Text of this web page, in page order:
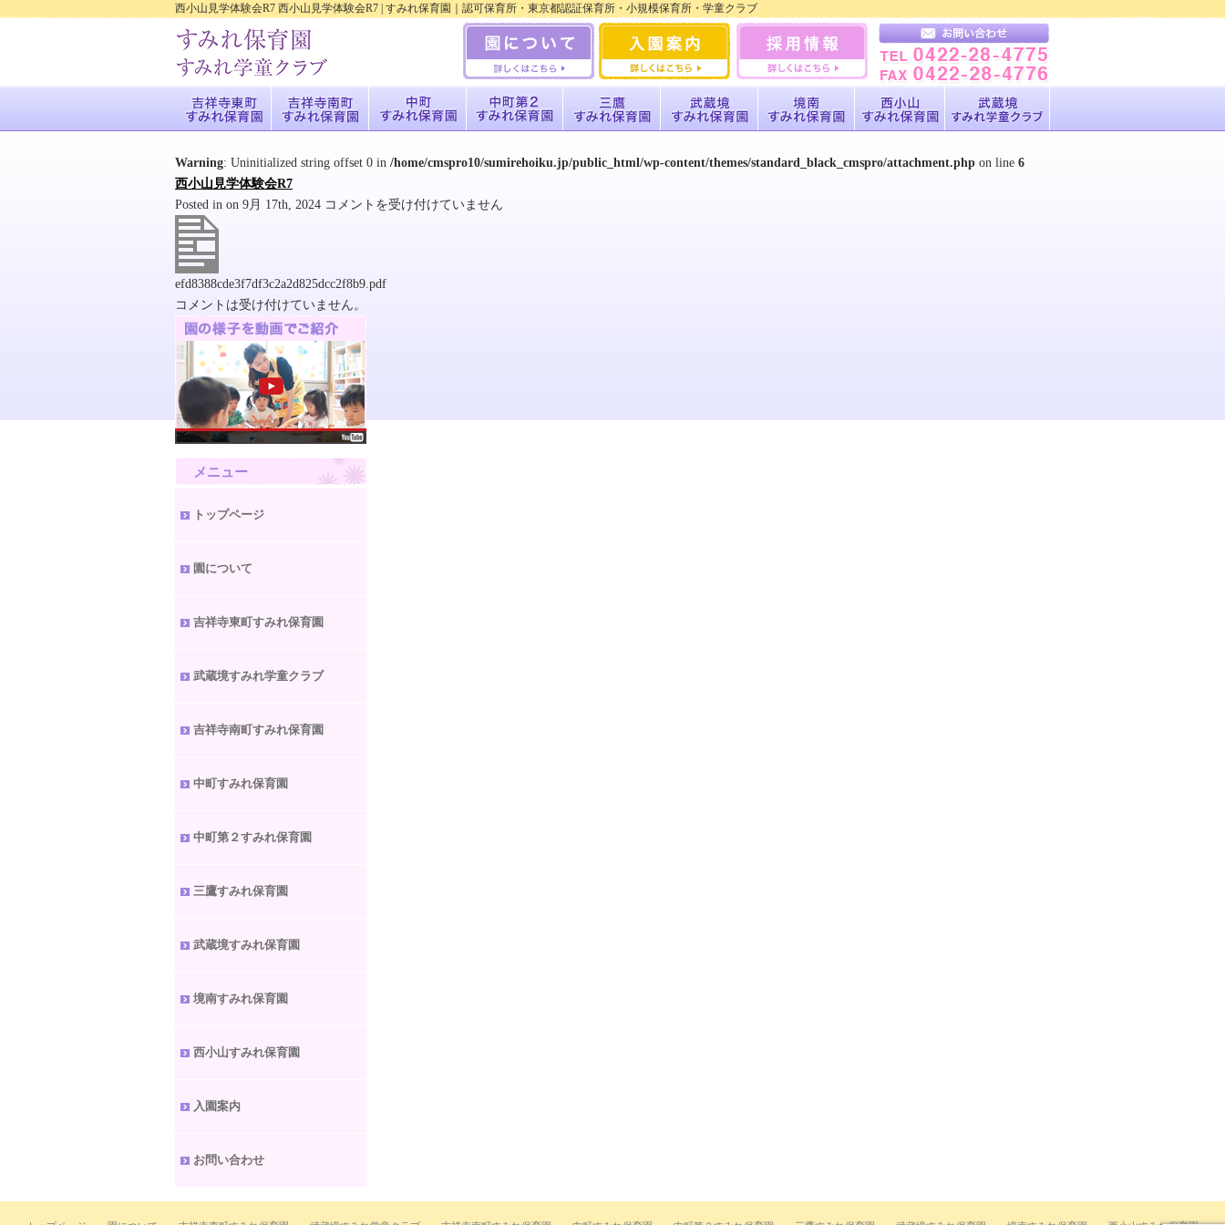
西小山見学体験会R7 西小山見学体験会R7 | すみれ保育園｜認可保育所・東京都認証保育所・小規模保育所・学童クラブ
Warning: Uninitialized string offset 0 in /home/cmspro10/sumirehoiku.jp/public_html/wp-content/themes/standard_black_cmspro/attachment.php on line 6
西小山見学体験会R7
Posted in on 9月 17th, 2024 西
学
体
験
会
R7
は
コメントを受け付けていません
efd8388cde3f7df3c2a2d825dcc2f8b9.pdf
コメントは受け付けていません。
メニュー
トップページ
園について
吉祥寺東町すみれ保育園
武蔵境すみれ学童クラブ
吉祥寺南町すみれ保育園
中町すみれ保育園
中町第２すみれ保育園
三鷹すみれ保育園
武蔵境すみれ保育園
境南すみれ保育園
西小山すみれ保育園
入園案内
お問い合わせ